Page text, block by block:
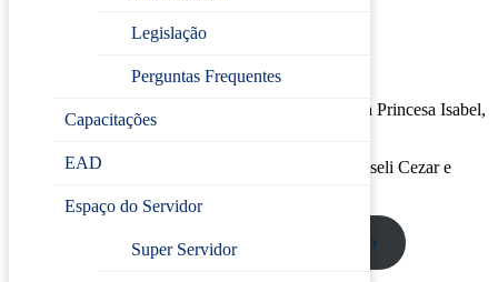
Legislação
Perguntas Frequentes
Capacitações
EAD
Espaço do Servidor
Super Servidor
02 de junho
⏳ Carga horária: 03h30
📍 Local: Escola de Gestão Pública de Jundiaí (Rua Princesa Isabel,
257 – Vila Arens)
👨‍🏫 Docentes Responsáveis: Cláudia George Musseli Cezar e
Conteúdo programático